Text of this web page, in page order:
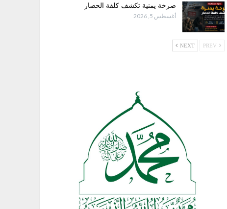
صرخة يمنية تكشف كلفة الحصار
أغسطس 5, 2026
NEXT